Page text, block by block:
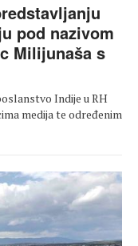
pod nazivom
Milijunaša s
Indije u RH
medija te određenim